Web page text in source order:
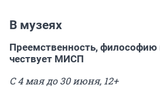
В музеях
Преемственность, философию
чествует МИСП
С 4 мая до 30 июня, 12+